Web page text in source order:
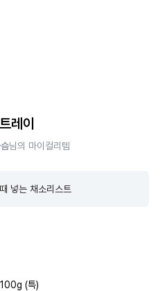
레이
님의 마이컬리템
넣는 채소리스트
(특)